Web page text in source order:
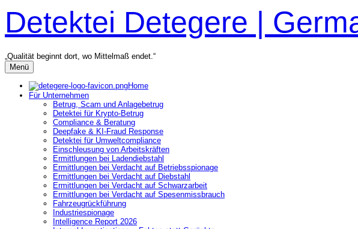
Inhalt
überspringen
Detektei Detegere |
„Qualität beginnt dort, wo Mittelmaß endet.“
Menü
Home
Für Unternehmen
Betrug, Scam und Anlagebetrug
Detektei für Krypto-Betrug
Compliance & Beratung
Deepfake & KI-Fraud Response
Detektei für Umweltcompliance
Einschleusung von Arbeitskräften
Ermittlungen bei Ladendiebstahl
Ermittlungen bei Verdacht auf Betriebsspionage
Ermittlungen bei Verdacht auf Diebstahl
Ermittlungen bei Verdacht auf Schwarzarbeit
Ermittlungen bei Verdacht auf Spesenmissbrauch
Fahrzeugrückführung
Industriespionage
Intelligence Report 2026